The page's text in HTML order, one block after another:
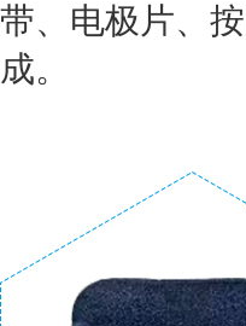
带、电极片、
成。